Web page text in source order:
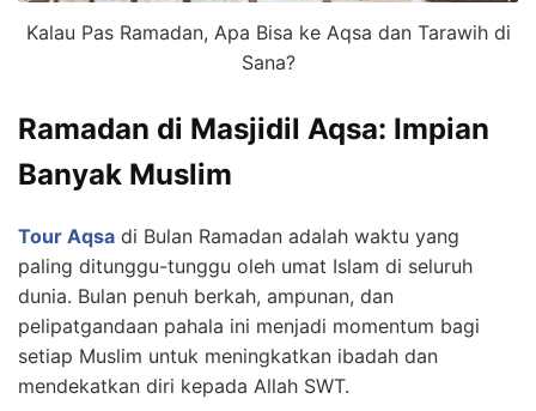
Kalau Pas Ramadan, Apa Bisa ke Aqsa dan Tarawih di
Sana?
Ramadan di Masjidil Aqsa: Impian
Banyak Muslim
Tour Aqsa di Bulan Ramadan adalah waktu yang
paling ditunggu-tunggu oleh umat Islam di seluruh
dunia. Bulan penuh berkah, ampunan, dan
pelipatgandaan pahala ini menjadi momentum bagi
setiap Muslim untuk meningkatkan ibadah dan
mendekatkan diri kepada Allah SWT.